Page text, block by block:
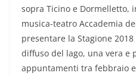
sopra Ticino e Dormelletto,
musica-teatro Accademia
presentare la Stagione
diffuso del lago, una vera e
appuntamenti tra febbraio